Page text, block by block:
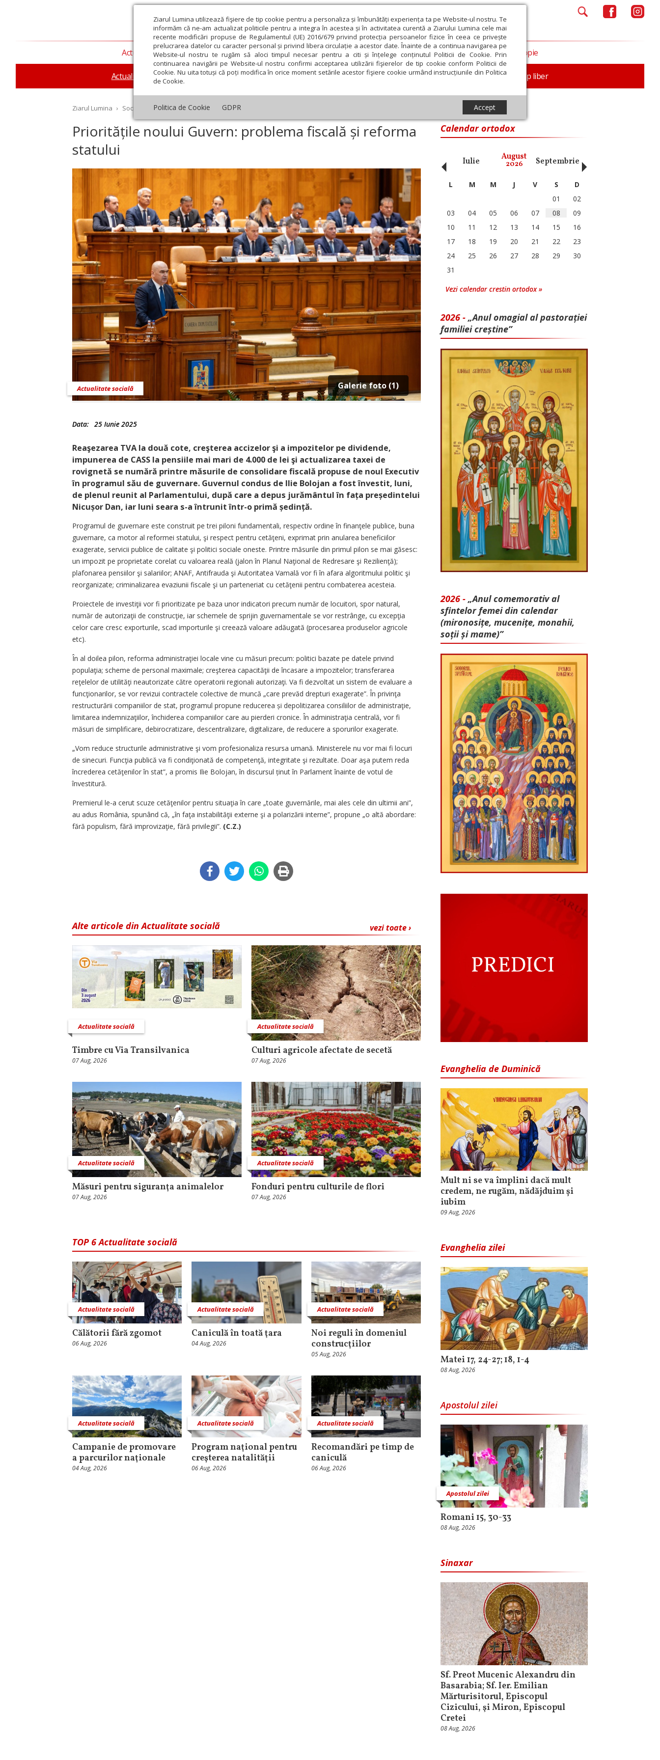
Ziarul Lumina utilizează fişiere de tip cookie pentru a personaliza și îmbunătăți experiența ta pe Website-ul nostru. Te
informăm că ne-am actualizat politicile pentru a integra în acestea și în activitatea curentă a Ziarului Lumina cele mai
recente modificări propuse de Regulamentul (UE) 2016/679 privind protecția persoanelor fizice în ceea ce privește
prelucrarea datelor cu caracter personal și privind libera circulație a acestor date. Înainte de a continua navigarea pe
Website-ul nostru te rugăm să aloci timpul necesar pentru a citi și înțelege conținutul Politicii de Cookie. Prin
continuarea navigării pe Website-ul nostru confirmi acceptarea utilizării fişierelor de tip cookie conform Politicii de
Cookie. Nu uita totuși că poți modifica în orice moment setările acestor fişiere cookie urmând instrucțiunile din Politica
de Cookie.
Politica de Cookie GDPR Accept
Actualitate religioasă Teologie și spiritualitate Educaţie și Cultură Societate
Actualitate socială Sănătate Analiză Reportaj Psihologie Religie și știință Familie Timp liber
Opinii Filantropie
Ziarul Lumina › Societate › Actualitate socială Prioritățile noului Guvern: problema fiscală și reforma statului
Prioritățile noului Guvern: problema fiscală și reforma
statului
Galerie foto (1)
Actualitate socială
Data: 25 Iunie 2025
Reaşezarea TVA la două cote, creşterea accizelor şi a impozitelor pe dividende,
impunerea de CASS la pensiile mai mari de 4.000 de lei şi actualizarea taxei de
rovignetă se numără printre măsurile de consolidare fiscală propuse de noul Executiv
în programul său de guvernare. Guvernul condus de Ilie Bolojan a fost învestit, luni,
de plenul reunit al Parlamentului, după care a depus jurământul în fața președintelui
Nicușor Dan, iar luni seara s-a întrunit într-o primă ședință.
Programul de guvernare este construit pe trei piloni fundamentali, respectiv ordine în finanţele publice, buna
guvernare, ca motor al reformei statului, şi respect pentru cetăţeni, exprimat prin anularea beneficiilor
exagerate, servicii publice de calitate şi politici sociale oneste. Printre măsurile din primul pilon se mai găsesc:
un impozit pe proprietate corelat cu valoarea reală (jalon în Planul Naţional de Redresare şi Rezilienţă);
plafonarea pensiilor şi salariilor; ANAF, Antifrauda şi Autoritatea Vamală vor fi în afara algoritmului politic şi
reorganizate; criminalizarea evaziunii fiscale şi un parteneriat cu cetăţenii pentru combaterea acesteia.
Proiectele de investiţii vor fi prioritizate pe baza unor indicatori precum număr de locuitori, spor natural,
număr de autorizaţii de construcţie, iar schemele de sprijin guvernamentale se vor restrânge, cu excepţia
celor care cresc exporturile, scad importurile şi creează valoare adăugată (procesarea produselor agricole
etc).
În al doilea pilon, reforma administraţiei locale vine cu măsuri precum: politici bazate pe datele privind
populaţia; scheme de personal maximale; creşterea capacităţii de încasare a impozitelor; transferarea
reţelelor de utilităţi neautorizate către operatorii regionali autorizaţi. Va fi dezvoltat un sistem de evaluare a
funcţionarilor, se vor revizui contractele colective de muncă „care prevăd drepturi exagerate”. În privinţa
restructurării companiilor de stat, programul propune reducerea și depolitizarea consiliilor de administraţie,
limitarea indemnizaţiilor, închiderea companiilor care au pierderi cronice. În administraţia centrală, vor fi
măsuri de simplificare, debirocratizare, descentralizare, digitalizare, de reducere a sporurilor exagerate.
„Vom reduce structurile administrative şi vom profesionaliza resursa umană. Ministerele nu vor mai fi locuri
de sinecuri. Funcţia publică va fi condiţionată de competenţă, integritate şi rezultate. Doar aşa putem reda
încrederea cetăţenilor în stat”, a promis Ilie Bolojan, în discursul ținut în Parlament înainte de votul de
învestitură.
Premierul le-a cerut scuze cetăţenilor pentru situaţia în care „toate guvernările, mai ales cele din ultimii ani”,
au adus România, spunând că, „în faţa instabilităţii externe şi a polarizării interne”, propune „o altă abordare:
fără populism, fără improvizaţie, fără privilegii”. (C.Z.)
vezi toate ›
Alte articole din Actualitate socială
Actualitate socială
Timbre cu Via Transilvanica
07 Aug, 2026
Actualitate socială
Culturi agricole afectate de secetă
07 Aug, 2026
Actualitate socială
Măsuri pentru siguranţa animalelor
07 Aug, 2026
Actualitate socială
Fonduri pentru culturile de flori
07 Aug, 2026
TOP 6 Actualitate socială
Actualitate socială
Călătorii fără zgomot
06 Aug, 2026
Actualitate socială
Caniculă în toată ţara
04 Aug, 2026
Actualitate socială
Noi reguli în domeniul
construcţiilor
05 Aug, 2026
Actualitate socială
Campanie de promovare
a parcurilor naţionale
04 Aug, 2026
Actualitate socială
Program naţional pentru
creşterea natalităţii
06 Aug, 2026
Actualitate socială
Recomandări pe timp de
caniculă
06 Aug, 2026
Calendar ortodox
Iulie August
2026 Septembrie Octombrie
‹ L M M J V S
D
01
02
03
04 05 06 07 08
09
10
11 12 13 14 15
16
17
18 19 20 21 22
23
24
25 26 27 28 29
30
31
Vezi calendar crestin ortodox »
2026 - „Anul omagial al pastorației
familiei creștine”
2026 - „Anul comemorativ al
sfintelor femei din calendar
(mironosițe, mu­cenițe, monahii,
soții și mame)”
Evanghelia de Duminică
Mult ni se va împlini dacă mult
credem, ne rugăm, nădăjduim și
iubim
09 Aug, 2026
Evanghelia zilei
Matei 17, 24-27; 18, 1-4
08 Aug, 2026
Apostolul zilei
Apostolul zilei
Romani 15, 30-33
08 Aug, 2026
Sinaxar
Sf. Preot Mucenic Alexandru din
Basarabia; Sf. Ier. Emilian
Mărturisitorul, Episcopul
Cizicului, şi Miron, Episcopul
Cretei
08 Aug, 2026